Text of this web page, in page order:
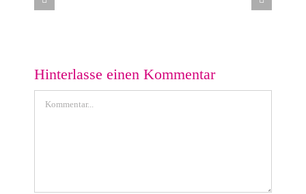
Hinterlasse einen Kommentar
Kommentar